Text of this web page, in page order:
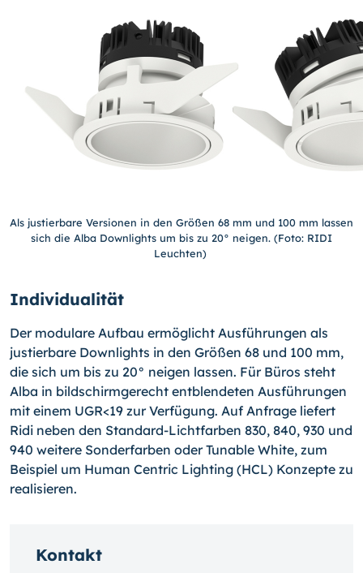
Als justierbare Versionen in den Größen 68 mm und 100 mm lassen
sich die Alba Downlights um bis zu 20° neigen. (Foto: RIDI
Leuchten)
Individualität
Der modulare Aufbau ermöglicht Ausführungen als
justierbare Downlights in den Größen 68 und 100 mm,
die sich um bis zu 20° neigen lassen. Für Büros steht
Alba in bildschirmgerecht entblendeten Ausführungen
mit einem UGR<19 zur Verfügung. Auf Anfrage liefert
Ridi neben den Standard-Lichtfarben 830, 840, 930 und
940 weitere Sonderfarben oder Tunable White, zum
Beispiel um Human Centric Lighting (HCL) Konzepte zu
realisieren.
Kontakt